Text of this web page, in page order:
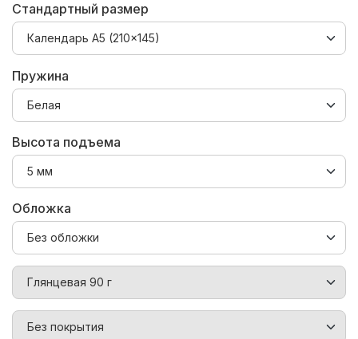
Стандартный размер
Пружина
Высота подъема
Обложка